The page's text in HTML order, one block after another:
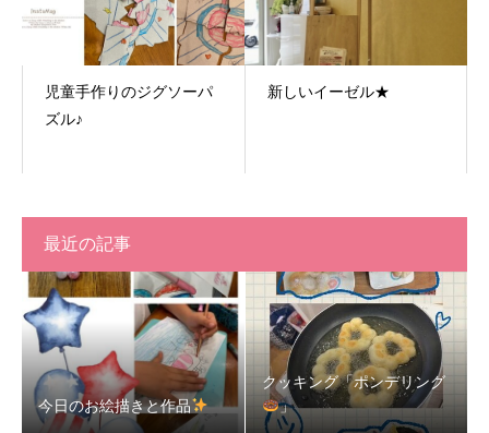
児童手作りのジグソーパ
ズル♪
新しいイーゼル★
最近の記事
今日のお絵描きと作品
クッキング「ポンデリング
」